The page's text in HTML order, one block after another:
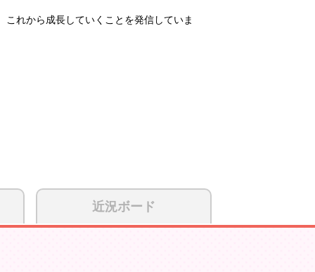
れから成長していくことを発信していま
近況ボード